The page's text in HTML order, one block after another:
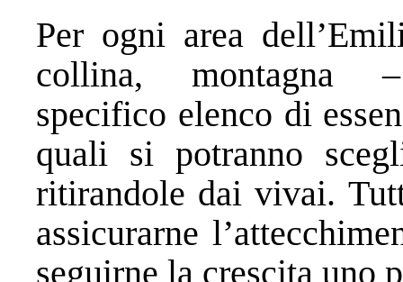
Per ogni area
collina,
specifico elenco di
quali si potranno
ritirandole dai vivai.
assicurarne
seguirne la crescita uno